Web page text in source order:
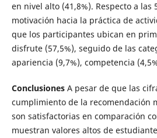
en nivel alto (41,8%). Respecto a las
motivación hacia la práctica de
que los participantes ubican en
disfrute (57,5%), seguido de las
apariencia (9,7%), competencia
Conclusiones A pesar de que las
cumplimiento de la recomendación
son satisfactorias en comparación
muestran valores altos de